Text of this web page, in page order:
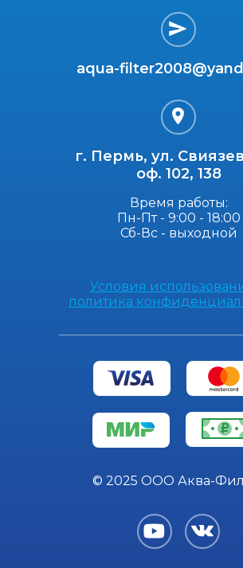
aqua-
г. Пермь, ул.
оф. 102, 138
© 2025 ООО Аква-
Время работы:
Пн-Пт - 9:00 - 18:00
Сб-Вс - выходной
Условия
политика